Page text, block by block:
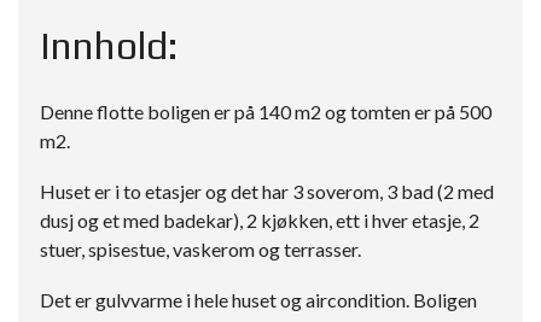
Innhold:
Denne flotte boligen er på 140 m2 og tomten er på 500
m2.
Huset er i to etasjer og det har 3 soverom, 3 bad (2 med
dusj og et med badekar), 2 kjøkken, ett i hver etasje, 2
stuer, spisestue, vaskerom og terrasser.
Det er gulvvarme i hele huset og aircondition. Boligen